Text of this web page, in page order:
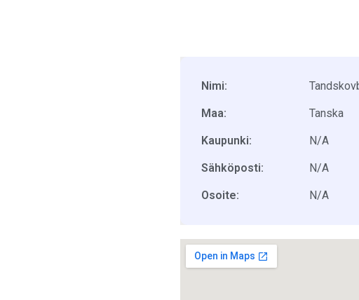
Nimi:
Maa:
Kaupunki:
Sähköposti:
Osoite:
Tanska
N/A
N/A
N/A